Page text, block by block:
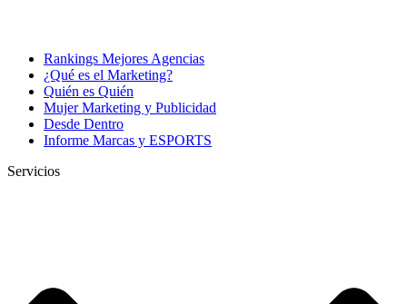
Rankings Mejores Agencias
¿Qué es el Marketing?
Quién es Quién
Mujer Marketing y Publicidad
Desde Dentro
Informe Marcas y ESPORTS
Servicios